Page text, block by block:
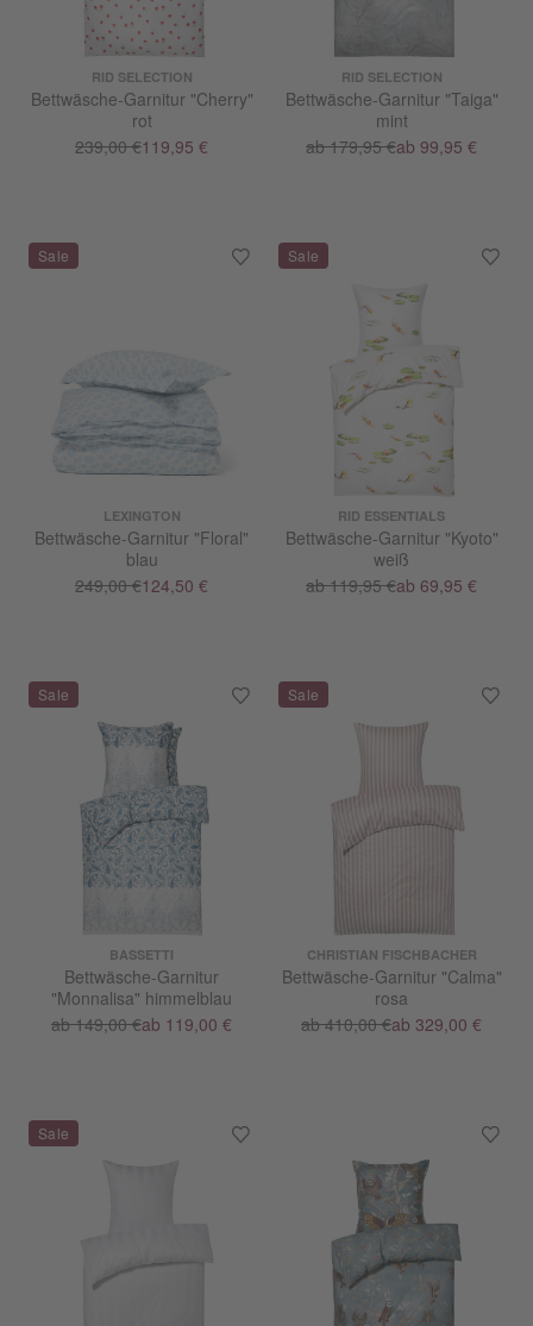
RID SELECTION
Bettwäsche-Garnitur "Cherry"
rot
239,00 €119,95 €
RID SELECTION
Bettwäsche-Garnitur "Taiga"
mint
ab 179,95 €ab 99,95 €
LEXINGTON
Bettwäsche-Garnitur "Floral"
blau
249,00 €124,50 €
RID ESSENTIALS
Bettwäsche-Garnitur "Kyoto"
weiß
ab 119,95 €ab 69,95 €
BASSETTI
Bettwäsche-Garnitur
"Monnalisa" himmelblau
ab 149,00 €ab 119,00 €
CHRISTIAN FISCHBACHER
Bettwäsche-Garnitur "Calma"
rosa
ab 410,00 €ab 329,00 €